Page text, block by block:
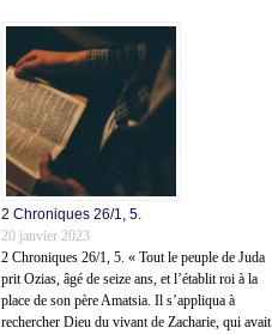
2 Chroniques 26/1‭, ‬5.
20 janvier 2023
2 Chroniques 26/1‭, ‬5. « Tout le peuple de Juda
prit Ozias, âgé de seize ans, et l’établit roi à la
place de son père Amatsia. Il s’appliqua à
rechercher Dieu du vivant de Zacharie, qui avait